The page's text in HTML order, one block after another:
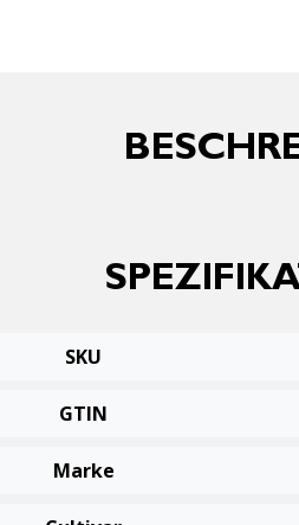
SKU
GTIN
Marke